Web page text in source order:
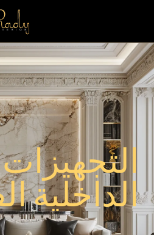
التجهيزات
الداخلية